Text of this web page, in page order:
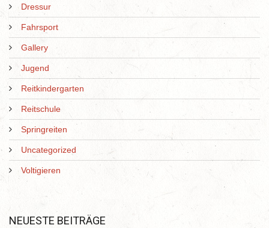
Dressur
Fahrsport
Gallery
Jugend
Reitkindergarten
Reitschule
Springreiten
Uncategorized
Voltigieren
NEUESTE BEITRÄGE